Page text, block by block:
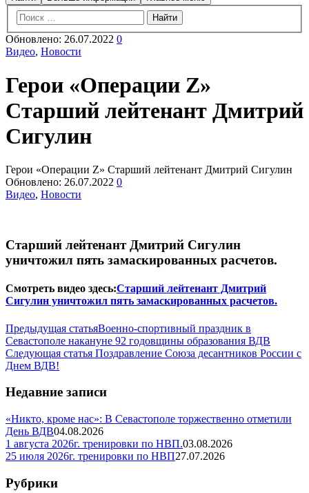
Обновлено: 26.07.2022 0
Видео, Новости
Герои «Операции Z»
Старший лейтенант Дмитрий
Сигулин
Герои «Операции Z» Старший лейтенант Дмитрий Сигулин
Обновлено: 26.07.2022 0
Видео, Новости
Старший лейтенант Дмитрий Сигулин
уничтожил пять замаскированных расчетов.
Смотреть видео здесь:Старший лейтенант Дмитрий
Сигулин уничтожил пять замаскированных расчетов.
Предыдущая статьяВоенно-спортивный праздник в
Севастополе накануне 92 годовщины образования ВДВ
Следующая статья Поздравление Союза десантников России с
Днем ВДВ!
Недавние записи
«Никто, кроме нас»: В Севастополе торжественно отметили
День ВДВ04.08.2026
1 августа 2026г. тренировки по НВП.03.08.2026
25 июля 2026г. тренировки по НВП27.07.2026
Рубрики